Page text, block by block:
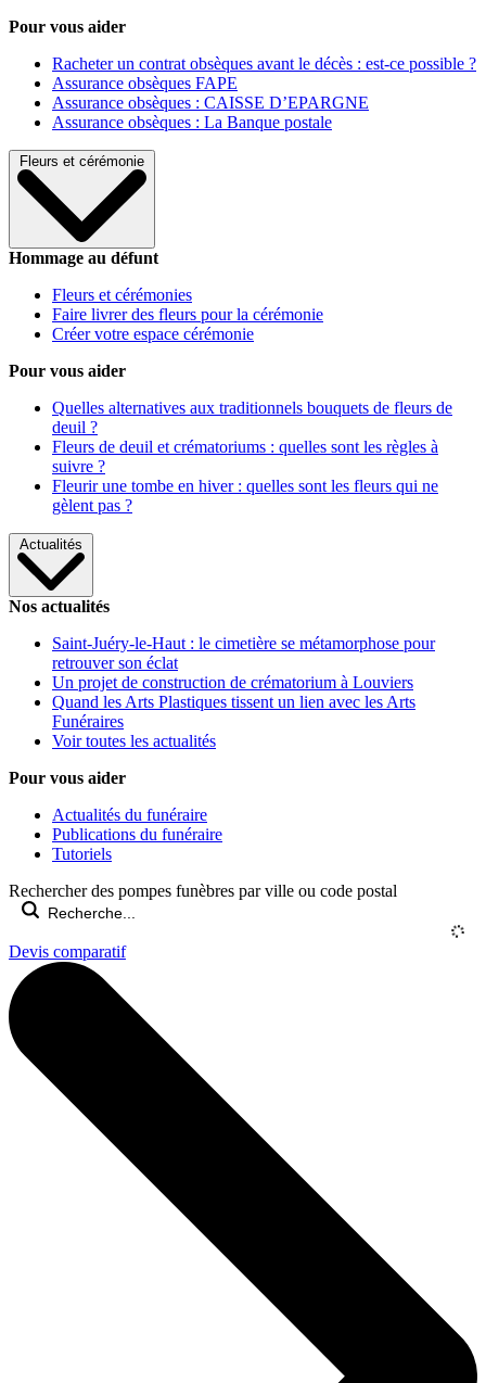
Pour vous aider
Racheter un contrat obsèques avant le décès : est-ce possible ?
Assurance obsèques FAPE
Assurance obsèques : CAISSE D’EPARGNE
Assurance obsèques : La Banque postale
Fleurs et cérémonie
Hommage au défunt
Fleurs et cérémonies
Faire livrer des fleurs pour la cérémonie
Créer votre espace cérémonie
Pour vous aider
Quelles alternatives aux traditionnels bouquets de fleurs de
deuil ?
Fleurs de deuil et crématoriums : quelles sont les règles à
suivre ?
Fleurir une tombe en hiver : quelles sont les fleurs qui ne
gèlent pas ?
Actualités
Nos actualités
Saint-Juéry-le-Haut : le cimetière se métamorphose pour
retrouver son éclat
Un projet de construction de crématorium à Louviers
Quand les Arts Plastiques tissent un lien avec les Arts
Funéraires
Voir toutes les actualités
Pour vous aider
Actualités du funéraire
Publications du funéraire
Tutoriels
Rechercher des pompes funèbres par ville ou code postal
Devis comparatif